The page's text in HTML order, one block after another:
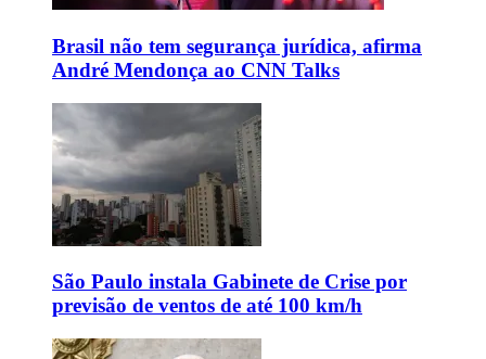
Brasil não tem segurança jurídica, afirma
André Mendonça ao CNN Talks
São Paulo instala Gabinete de Crise por
previsão de ventos de até 100 km/h